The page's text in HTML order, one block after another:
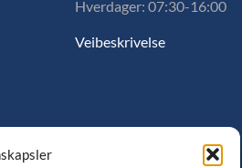
Hverdager: 07:30-16:00
Veibeskrivelse